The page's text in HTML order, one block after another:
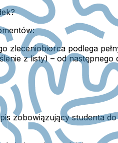
zleceniobiorca podlega
z listy) – od następnego
zobowiązujący studenta